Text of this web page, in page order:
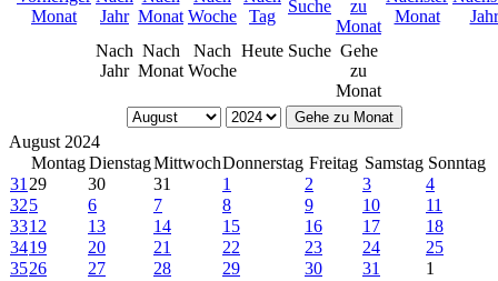
Nach
Jahr
Nach
Monat
Nach
Woche
Heute Suche Gehe
zu
Monat
Gehe zu Monat
August 2024
Montag DienstagMittwochDonnerstag Freitag Samstag Sonntag
31 29 30 31 1 2 3
4
325 6 7 8 9 10
11
3312 13 14 15 16 17
18
3419 20 21 22 23 24
25
3526 27 28 29 30 31
1